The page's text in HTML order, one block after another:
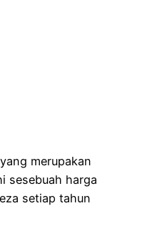
merupakan
sesebuah harga
setiap tahun